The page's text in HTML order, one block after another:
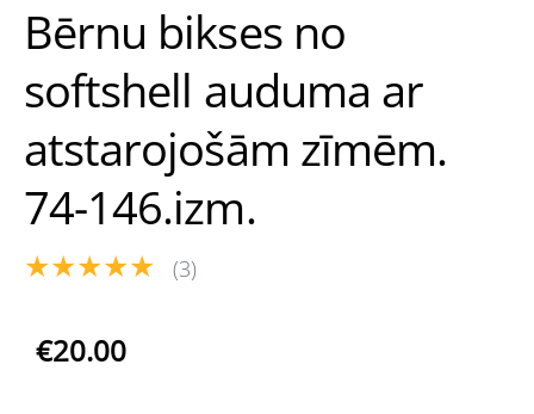
Bērnu bikses no
softshell auduma ar
atstarojošām zīmēm.
74-146.izm.
★★★★★ (3)
€20.00